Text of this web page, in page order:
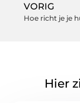
VORIG
Hoe richt je je
Hier